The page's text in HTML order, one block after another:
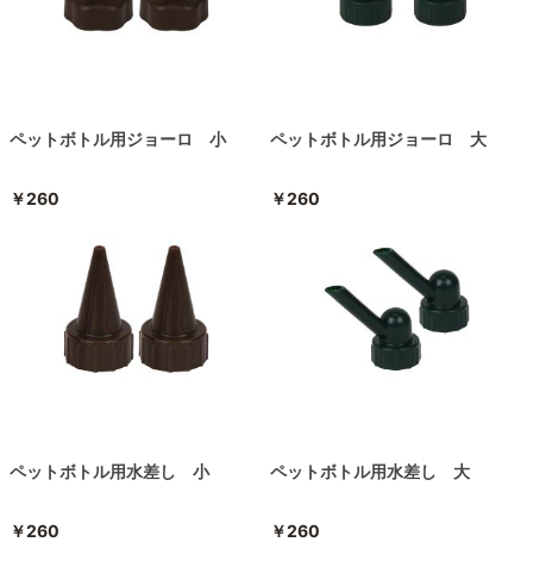
ペットボトル用ジョーロ 小
￥260
ペットボトル用ジョーロ 大
￥260
ペットボトル用水差し 小
￥260
ペットボトル用水差し 大
￥260